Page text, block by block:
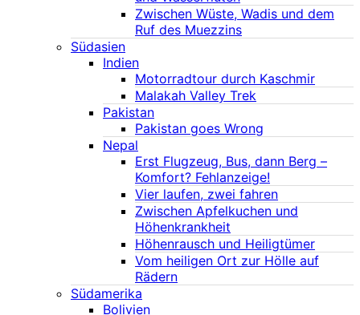
Zwischen Wüste, Wadis und dem
Ruf des Muezzins
Südasien
Indien
Motorradtour durch Kaschmir
Malakah Valley Trek
Pakistan
Pakistan goes Wrong
Nepal
Erst Flugzeug, Bus, dann Berg –
Komfort? Fehlanzeige!
Vier laufen, zwei fahren
Zwischen Apfelkuchen und
Höhenkrankheit
Höhenrausch und Heiligtümer
Vom heiligen Ort zur Hölle auf
Rädern
Südamerika
Bolivien